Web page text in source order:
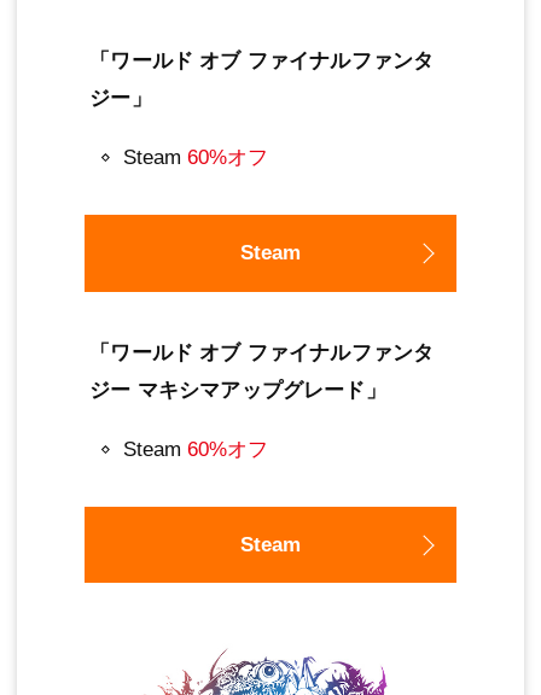
「ワールド オブ ファイナルファンタ
ジー」
Steam60%オフ
Steam
「ワールド オブ ファイナルファンタ
ジー マキシマアップグレード」
Steam60%オフ
Steam